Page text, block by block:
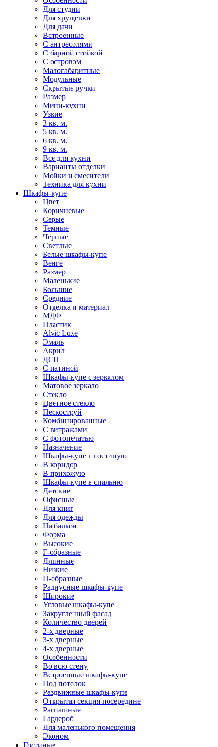
Для студии
Для хрущевки
Для дачи
Встроенные
С антресолями
С барной стойкой
С островом
Малогабаритные
Модульные
Скрытые ручки
Размер
Мини-кухни
Узкие
3 кв. м.
5 кв. м.
6 кв. м.
9 кв. м.
Все для кухни
Варианты отделки
Мойки и смесители
Техника для кухни
Шкафы-купе
Цвет
Коричневые
Серые
Темные
Черные
Светлые
Белые шкафы-купе
Венге
Размер
Маленькие
Большие
Средние
Отделка и материал
МДФ
Пластик
Alvic Luxe
Эмаль
Акрил
ДСП
С патиной
Шкафы-купе с зеркалом
Матовое зеркало
Стекло
Цветное стекло
Пескоструй
Комбинированные
С витражами
С фотопечатью
Назначение
Шкафы-купе в гостиную
В коридор
В прихожую
Шкафы-купе в спальню
Детские
Офисные
Для книг
Для одежды
На балкон
Форма
Высокие
Г-образные
Длинные
Низкие
П-образные
Радиусные шкафы-купе
Широкие
Угловые шкафы-купе
Закругленный фасад
Количество дверей
2-х дверные
3-х дверные
4-х дверные
Особенности
Во всю стену
Встроенные шкафы-купе
Под потолок
Раздвижные шкафы-купе
Открытая секция посередине
Распашные
Гардероб
Для маленького помещения
Эконом
Гостиные